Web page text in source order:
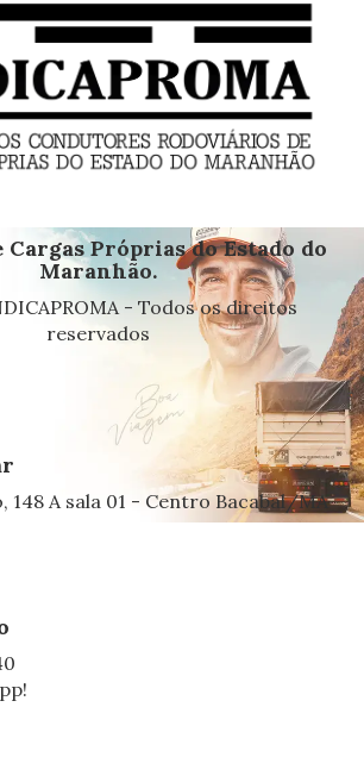
Próprias do Estado do
Maranhão.
- Todos os direitos
reservados
148 A sala 01 - Centro Bacabal/MA